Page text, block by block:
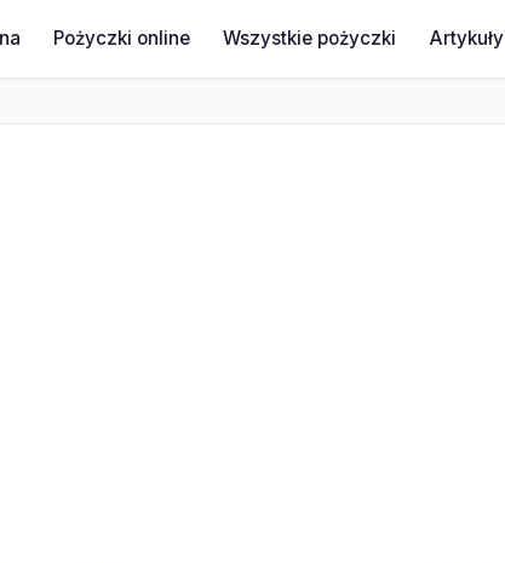
Pożyczki online Wszystkie pożyczki Artykuły